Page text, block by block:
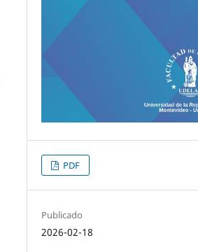
PDF
Publicado
2026-02-18